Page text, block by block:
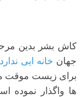
کاش بشر بدین
جهان خانه ایی ندارد
برای زیست موقت
ها واگذار نموده